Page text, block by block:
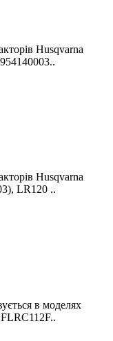
Husqvarna
Husqvarna
LR120 ..
в моделях